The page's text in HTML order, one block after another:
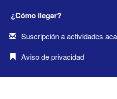
¿Cómo llegar?
Suscripción a actividades
Aviso de privacidad